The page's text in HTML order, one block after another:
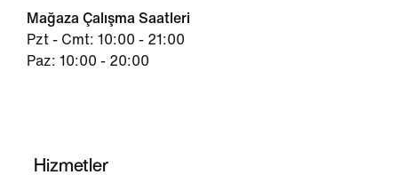
Mağaza Çalışma Saatleri
Pzt - Cmt: 10:00 - 21:00
Paz: 10:00 - 20:00
Hizmetler